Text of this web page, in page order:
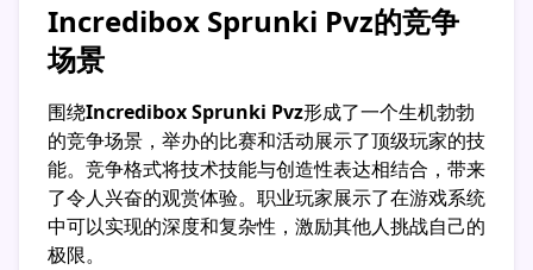
Incredibox Sprunki Pvz的竞争
场景
围绕Incredibox Sprunki Pvz形成了一个生机勃勃
的竞争场景，举办的比赛和活动展示了顶级玩家的技
能。竞争格式将技术技能与创造性表达相结合，带来
了令人兴奋的观赏体验。职业玩家展示了在游戏系统
中可以实现的深度和复杂性，激励其他人挑战自己的
极限。